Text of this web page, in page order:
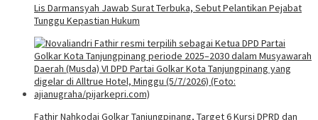
Lis Darmansyah Jawab Surat Terbuka, Sebut Pelantikan Pejabat
Tunggu Kepastian Hukum
Fathir Nahkodai Golkar Tanjungpinang, Target 6 Kursi DPRD dan